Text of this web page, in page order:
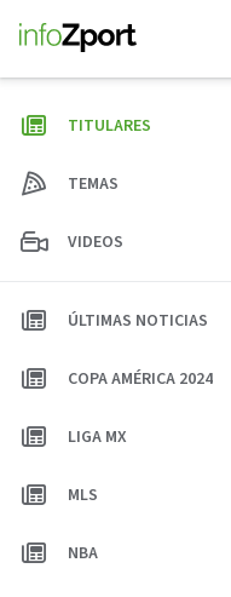
contenido
TITULARES
TEMAS
VIDEOS
ÚLTIMAS NOTICIAS
COPA AMÉRICA 2024
LIGA MX
MLS
NBA